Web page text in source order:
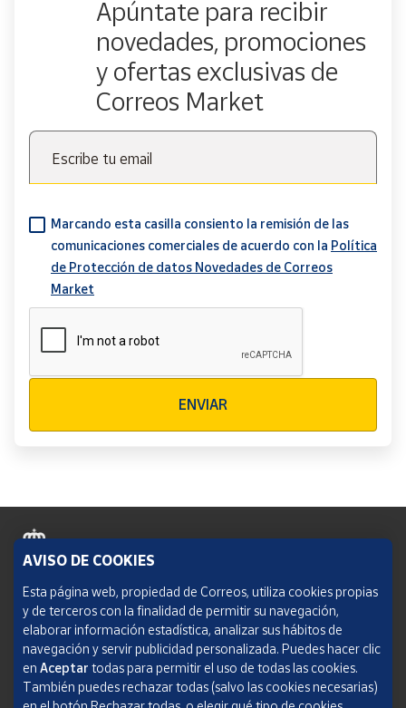
Apúntate para recibir
novedades, promociones
y ofertas exclusivas de
Correos Market
Escribe tu email
Marcando esta casilla consiento la remisión de las
comunicaciones comerciales de acuerdo con la Política
de Protección de datos Novedades de Correos
Market
ENVIAR
Política de cookies
Aviso legal
Condiciones del servicio
Política de Privacidad Web
AVISO DE COOKIES
Esta página web, propiedad de Correos, utiliza cookies propias
y de terceros con la finalidad de permitir su navegación,
elaborar información estadística, analizar sus hábitos de
navegación y servir publicidad personalizada. Puedes hacer clic
en Aceptar todas para permitir el uso de todas las cookies.
También puedes rechazar todas (salvo las cookies necesarias)